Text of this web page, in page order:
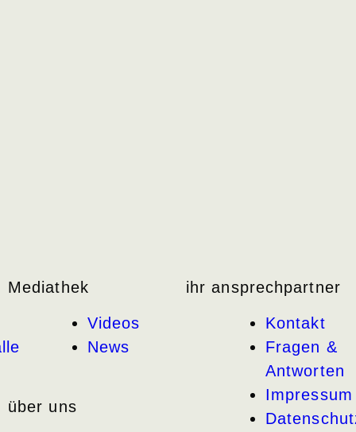
Mediathek
Videos
News
über uns
ihr ansprechpartner
Kontakt
Fragen &
Antworten
Impressum